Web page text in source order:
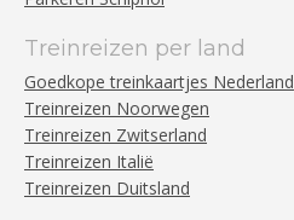
Treinreizen per land
Goedkope treinkaartjes Nederland
Treinreizen Noorwegen
Treinreizen Zwitserland
Treinreizen Italië
Treinreizen Duitsland